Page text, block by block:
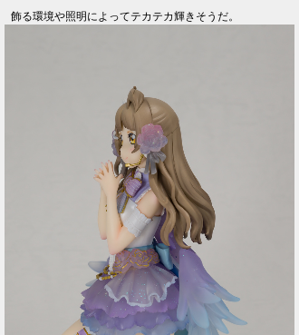
飾る環境や照明によってテカテカ輝きそうだ。